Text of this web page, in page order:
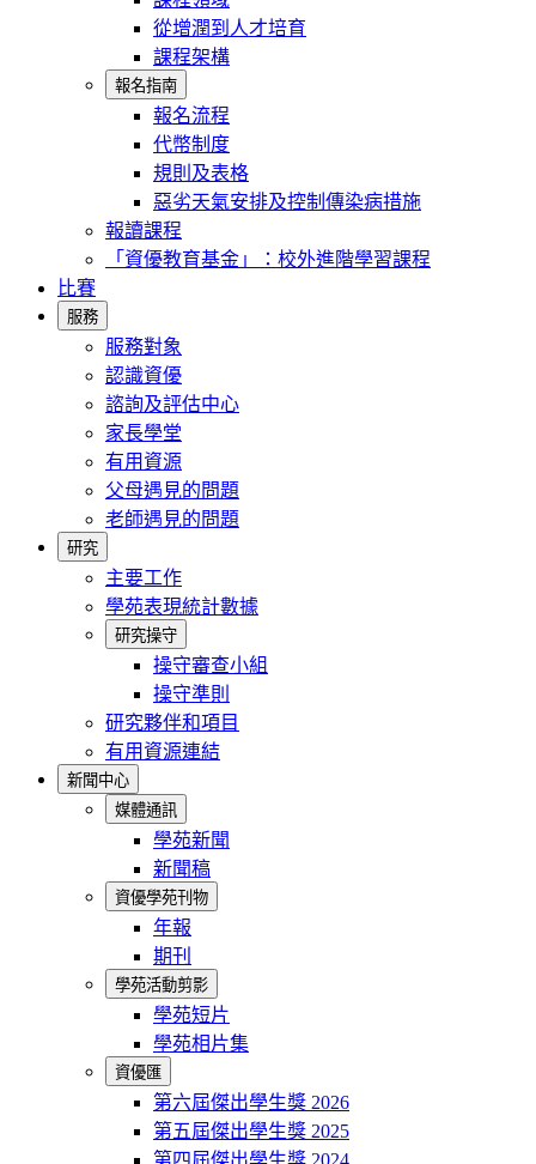
從增潤到人才培育
課程架構
報名指南
報名流程
代幣制度
規則及表格
惡劣天氣安排及控制傳染病措施
報讀課程
「資優教育基金」：校外進階學習課程
比賽
服務
服務對象
認識資優
諮詢及評估中心
家長學堂
有用資源
父母遇見的問題
老師遇見的問題
研究
主要工作
學苑表現統計數據
研究操守
操守審查小組
操守準則
研究夥伴和項目
有用資源連結
新聞中心
媒體通訊
學苑新聞
新聞稿
資優學苑刊物
年報
期刊
學苑活動剪影
學苑短片
學苑相片集
資優匯
第六屆傑出學生獎 2026
第五屆傑出學生獎 2025
第四屆傑出學生獎 2024